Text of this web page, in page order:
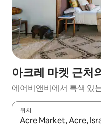
아크레 마켓 근처
에어비앤비에서 특색 있
위치
결과가 나오면 위·아래